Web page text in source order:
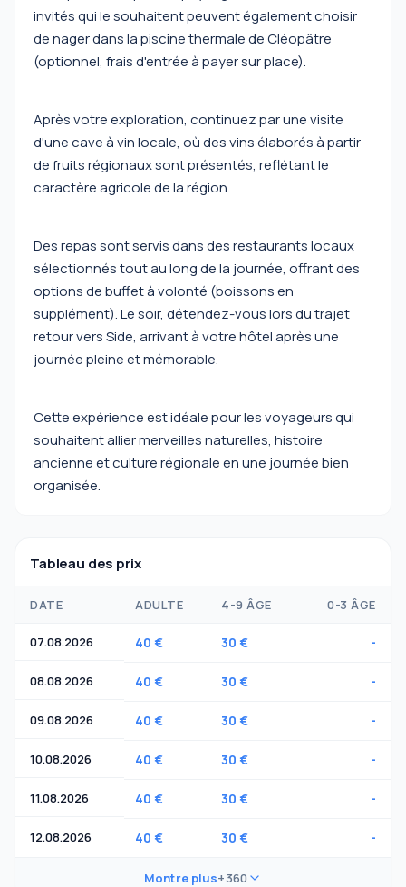
invités qui le souhaitent peuvent également choisir
de nager dans la piscine thermale de Cléopâtre
(optionnel, frais d'entrée à payer sur place).
Après votre exploration, continuez par une visite
d'une cave à vin locale, où des vins élaborés à partir
de fruits régionaux sont présentés, reflétant le
caractère agricole de la région.
Des repas sont servis dans des restaurants locaux
sélectionnés tout au long de la journée, offrant des
options de buffet à volonté (boissons en
supplément). Le soir, détendez-vous lors du trajet
retour vers Side, arrivant à votre hôtel après une
journée pleine et mémorable.
Cette expérience est idéale pour les voyageurs qui
souhaitent allier merveilles naturelles, histoire
ancienne et culture régionale en une journée bien
organisée.
Tableau des prix
DATE ADULTE 4-9 ÂGE 0-3 ÂGE
07.08.2026 40 € 30 € -
08.08.2026 40 € 30 € -
09.08.2026 40 € 30 € -
10.08.2026 40 € 30 € -
11.08.2026 40 € 30 € -
12.08.2026 40 € 30 € -
Montre plus+360